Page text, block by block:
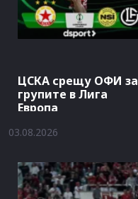
ЦСКА срещу ОФИ за
групите в Лига
Европа
03.08.2026